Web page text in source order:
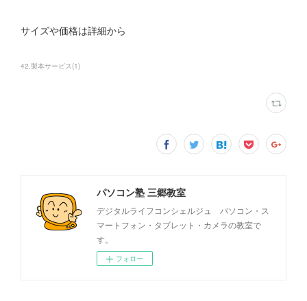
サイズや価格は詳細から
42.製本サービス(1)
パソコン塾 三郷教室
デジタルライフコンシェルジュ パソコン・ス
マートフォン・タブレット・カメラの教室で
す。
フォロー